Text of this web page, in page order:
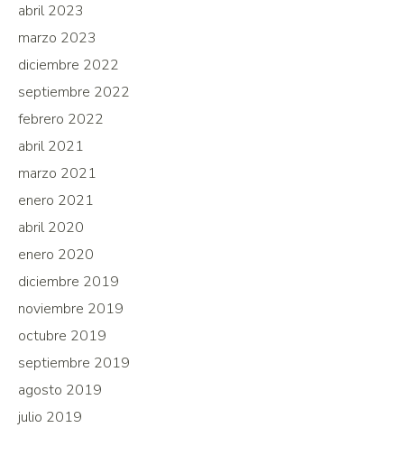
abril 2023
marzo 2023
diciembre 2022
septiembre 2022
febrero 2022
abril 2021
marzo 2021
enero 2021
abril 2020
enero 2020
diciembre 2019
noviembre 2019
octubre 2019
septiembre 2019
agosto 2019
julio 2019